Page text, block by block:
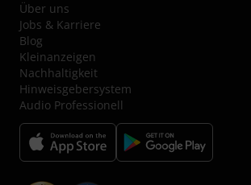
Über uns
Jobs & Karriere
Blog
Kleinanzeigen
Nachhaltigkeit
Hinweisgebersystem
Audio Professionell